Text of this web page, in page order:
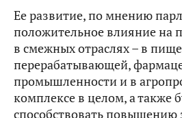
Ее развитие, по мнению
положительное влияние на
в смежных отраслях – в
перерабатывающей,
промышленности и в
комплексе в целом, а также
способствовать повышению